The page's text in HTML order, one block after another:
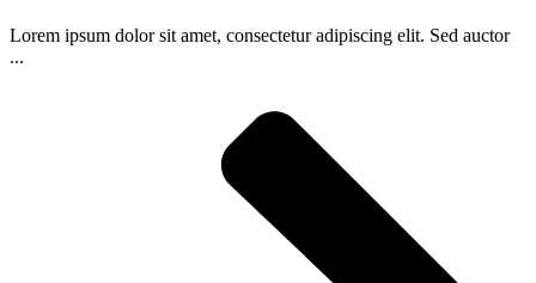
Lorem ipsum dolor sit amet, consectetur adipiscing elit. Sed auctor
...